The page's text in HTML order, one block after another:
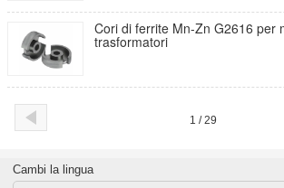
Cori di ferrite Mn-Zn G2616 per
trasformatori
1 / 29
Cambi la lingua